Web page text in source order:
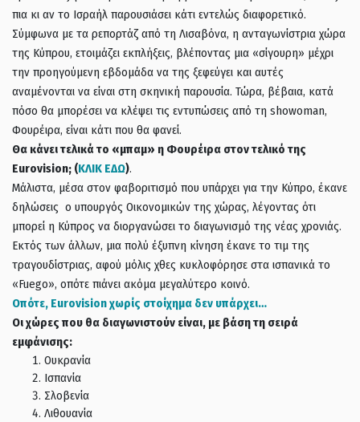
πια κι αν το Ισραήλ παρουσιάσει κάτι εντελώς διαφορετικό.
Σύμφωνα με τα ρεπορτάζ από τη Λισαβόνα, η ανταγωνίστρια χώρα
της Κύπρου, ετοιμάζει εκπλήξεις, βλέποντας μια «σίγουρη» μέχρι
την προηγούμενη εβδομάδα να της ξεφεύγει και αυτές
αναμένονται να είναι στη σκηνική παρουσία. Τώρα, βέβαια, κατά
πόσο θα μπορέσει να κλέψει τις εντυπώσεις από τη showoman,
Φουρέιρα, είναι κάτι που θα φανεί.
Θα κάνει τελικά το «μπαμ» η Φουρέιρα στον τελικό της
Eurovision; (ΚΛΙΚ ΕΔΩ).
Μάλιστα, μέσα στον φαβοριτισμό που υπάρχει για την Κύπρο, έκανε
δηλώσεις ο υπουργός Οικονομικών της χώρας, λέγοντας ότι
μπορεί η Κύπρος να διοργανώσει το διαγωνισμό της νέας χρονιάς.
Εκτός των άλλων, μια πολύ έξυπνη κίνηση έκανε το τιμ της
τραγουδίστριας, αφού μόλις χθες κυκλοφόρησε στα ισπανικά το
«Fuego», οπότε πιάνει ακόμα μεγαλύτερο κοινό.
Οπότε, Eurovision χωρίς στοίχημα δεν υπάρχει…
Οι χώρες που θα διαγωνιστούν είναι, με βάση τη σειρά
εμφάνισης:
Ουκρανία
Ισπανία
Σλοβενία
Λιθουανία